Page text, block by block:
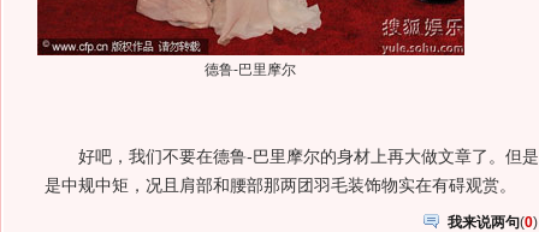
德鲁-巴里摩尔
好吧，我们不要在德鲁-巴里摩尔的身材上再大做文章了。但是
是中规中矩，况且肩部和腰部那两团羽毛装饰物实在有碍观赏。
我来说两句(0)